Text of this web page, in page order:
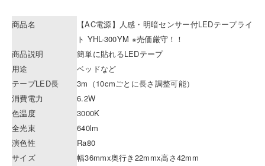
商品名
【AC電源】人感・明暗センサー付LEDテープライ
ト YHL-300YM ※売価厳守！！
商品説明
簡単に貼れるLEDテープ
用途
ベッドなど
テープLED長
3m（10cmごとに長さ調整可能）
消費電力
6.2W
色温度
3000K
全光束
640lm
演色性
Ra80
サイズ
幅36mmx奥行き22mmx高さ42mm